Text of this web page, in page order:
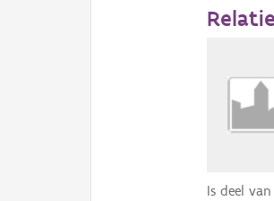
Is deel van